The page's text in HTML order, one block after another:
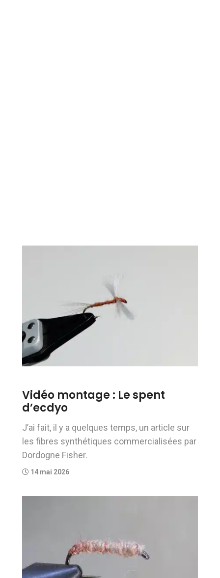
Vidéo montage : Le spent
d’ecdyo
J’ai fait, il y a quelques temps, un article sur
les fibres synthétiques commercialisées par
Dordogne Fisher.
14 mai 2026